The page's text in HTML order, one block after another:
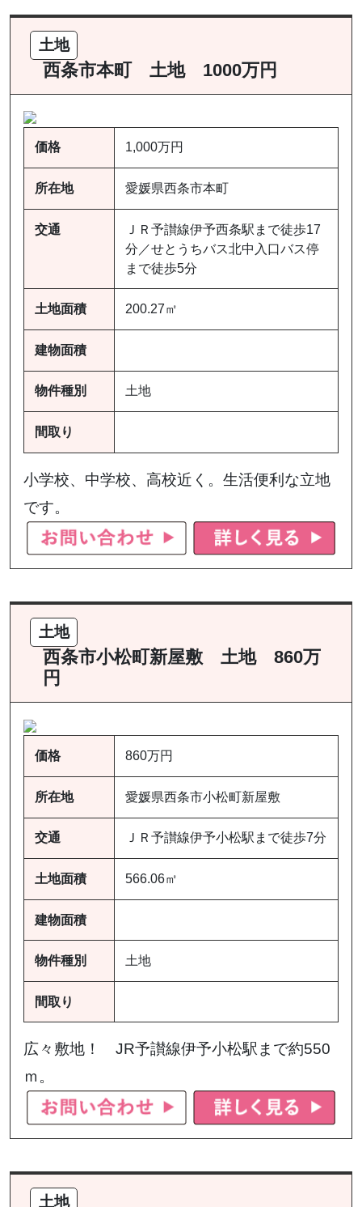
土地
西条市本町 土地 1000万円
価格 1,000万円
所在地 愛媛県西条市本町
交通
ＪＲ予讃線伊予西条駅まで徒歩17
分／せとうちバス北中入口バス停
まで徒歩5分
土地面積 200.27㎡
建物面積
物件種別 土地
間取り
小学校、中学校、高校近く。生活便利な立地
です。
土地
西条市小松町新屋敷 土地 860万
円
価格 860万円
所在地 愛媛県西条市小松町新屋敷
交通 ＪＲ予讃線伊予小松駅まで徒歩7分
土地面積 566.06㎡
建物面積
物件種別 土地
間取り
広々敷地！ JR予讃線伊予小松駅まで約550
ｍ。
土地